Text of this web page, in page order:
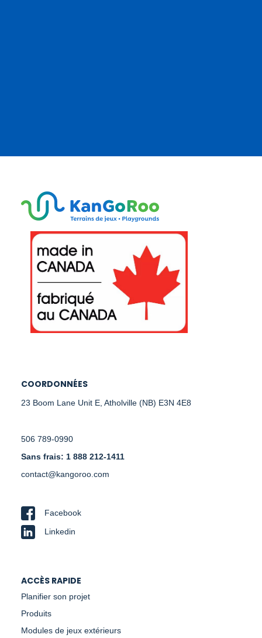
COORDONNÉES
23 Boom Lane Unit E, Atholville (NB) E3N 4E8
506 789-0990
Sans frais: 1 888 212-1411
contact@kangoroo.com
Facebook
Linkedin
ACCÈS RAPIDE
Planifier son projet
Produits
Modules de jeux extérieurs